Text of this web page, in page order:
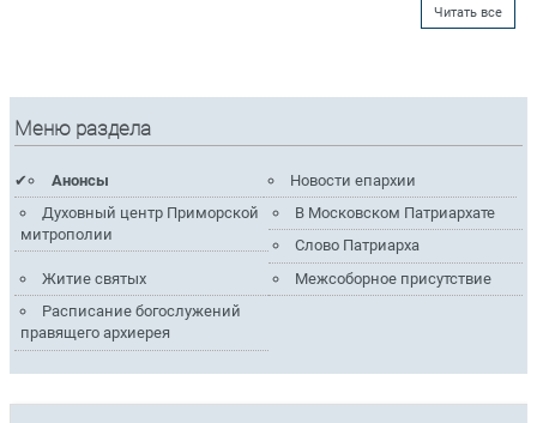
Читать все
Меню раздела
Анонсы
Новости епархии
Духовный центр Приморской
митрополии
В Московском Патриархате
Слово Патриарха
Житие святых
Межсоборное присутствие
Расписание богослужений
правящего архиерея